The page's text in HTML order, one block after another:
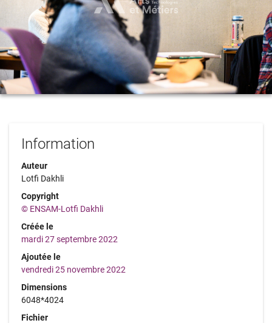
Information
Auteur
Lotfi Dakhli
Copyright
© ENSAM-Lotfi Dakhli
Créée le
mardi 27 septembre 2022
Ajoutée le
vendredi 25 novembre 2022
Dimensions
6048*4024
Fichier